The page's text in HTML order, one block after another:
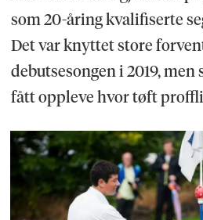
som 20-åring kvalifiserte
Det var knyttet store
debutsesongen i 2019, men
fått oppleve hvor tøft